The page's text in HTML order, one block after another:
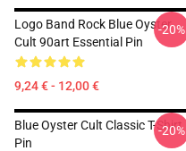
Logo Band Rock Blue Oyster
Cult 90art Essential Pin
9,24 € - 12,00 €
-20%
Blue Oyster Cult Classic T-Shirt
Pin
-20%